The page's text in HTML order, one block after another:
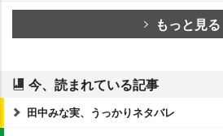
もっと見る
今、読まれている記事
田中みな実、うっかりネタバレ